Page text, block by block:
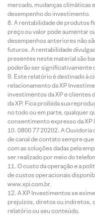
mercado, mudanças climáticas
desempenho do investimento.
A rentabilidade de produtos
preço ou valor pode aumentar
desempenhos anteriores não
futuros. A rentabilidade
presentes neste material são
poderão ser significativamente
Este relatório é destinado à
relacionamento da XP
investimentos da XP e clientes
da XP. Fica proibida sua
no todo ou em parte, qualquer
consentimento expresso da XP
0800 77 20202. A Ouvidoria
de canal de contato sempre
com as soluções dadas pela
ser realizado por meio do
O custo da operação e a
de custos operacionais
www.xpi.com.br.
A XP Investimentos se
prejuízos, diretos ou indiretos,
relatório ou seu conteúdo.